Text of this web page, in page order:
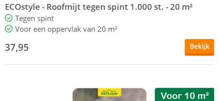
ECOstyle - Roofmijt tegen spint 1.000 st. - 20 m²
Tegen spint
Voor een oppervlak van 20 m²
37,95 Bekijk